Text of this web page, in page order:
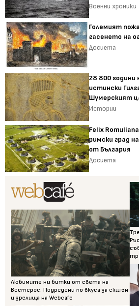
Военни хроники
Големият
гасенето на
Досиета
28 800 години
истински
Шумерският
Истории
Felix
римски град
от България
Досиета
Любимите ни битки от света на
Вестерос: Подредени по вкуса за екшън
и зрелища на Webcafe